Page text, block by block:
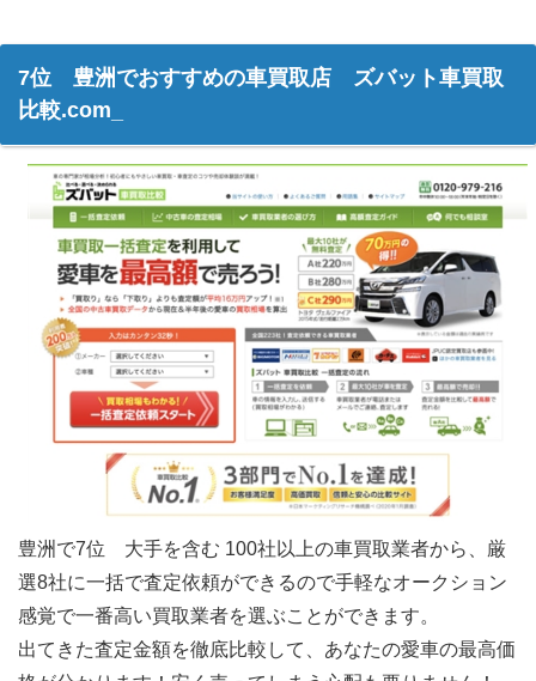
7位 豊洲でおすすめの車買取店 ズバット車買取
比較.com_
豊洲で7位 大手を含む 100社以上の車買取業者から、厳
選8社に一括で査定依頼ができるので手軽なオークション
感覚で一番高い買取業者を選ぶことができます。
出てきた査定金額を徹底比較して、あなたの愛車の最高価